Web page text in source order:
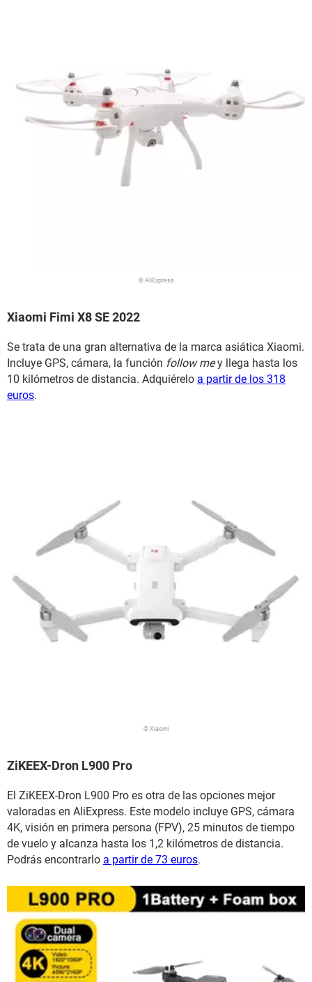
© AliExpress
Xiaomi Fimi X8 SE 2022
Se trata de una gran alternativa de la marca asiática Xiaomi.
Incluye GPS, cámara, la función follow mey llega hasta los
10 kilómetros de distancia. Adquiérelo a partir de los 318
euros.
© Xiaomi
ZiKEEX-Dron L900 Pro
El ZiKEEX-Dron L900 Pro es otra de las opciones mejor
valoradas en AliExpress. Este modelo incluye GPS, cámara
4K, visión en primera persona (FPV), 25 minutos de tiempo
de vuelo y alcanza hasta los 1,2 kilómetros de distancia.
Podrás encontrarlo a partir de 73 euros.